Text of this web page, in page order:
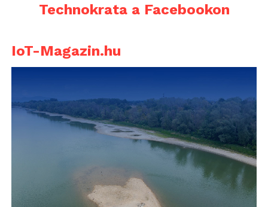
Technokrata a Facebookon
IoT-Magazin.hu